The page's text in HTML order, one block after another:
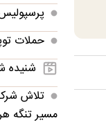
حملات
شنیده
تلاش
مسیر تنگه